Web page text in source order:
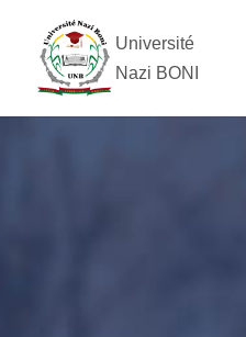
Université
Nazi BONI